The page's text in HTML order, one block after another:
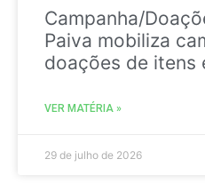
Campanha/
Paiva mobiliza
doações de itens
VER MATÉRIA »
29 de julho de 2026